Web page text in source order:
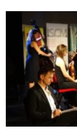
b
o
o
k